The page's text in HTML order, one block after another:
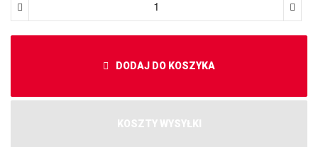
DODAJ DO KOSZYKA
KOSZTY WYSYŁKI